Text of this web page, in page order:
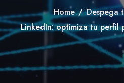
Home / Despega
LinkedIn: optimiza tu perfil